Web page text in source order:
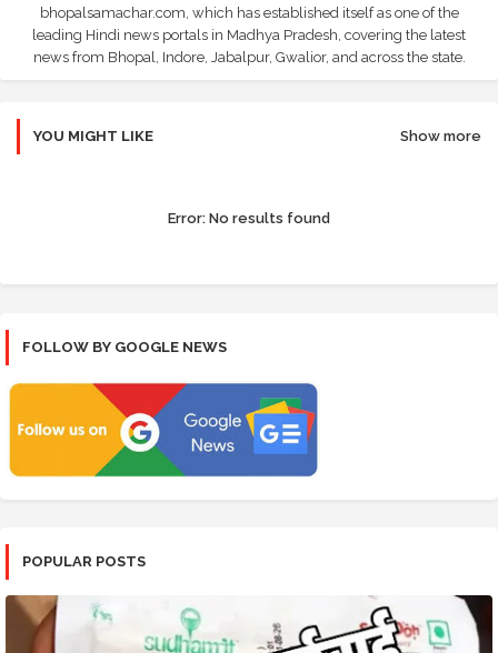
bhopalsamachar.com, which has established itself as one of the
leading Hindi news portals in Madhya Pradesh, covering the latest
news from Bhopal, Indore, Jabalpur, Gwalior, and across the state.
YOU MIGHT LIKE Show more
Error: No results found
FOLLOW BY GOOGLE NEWS
POPULAR POSTS